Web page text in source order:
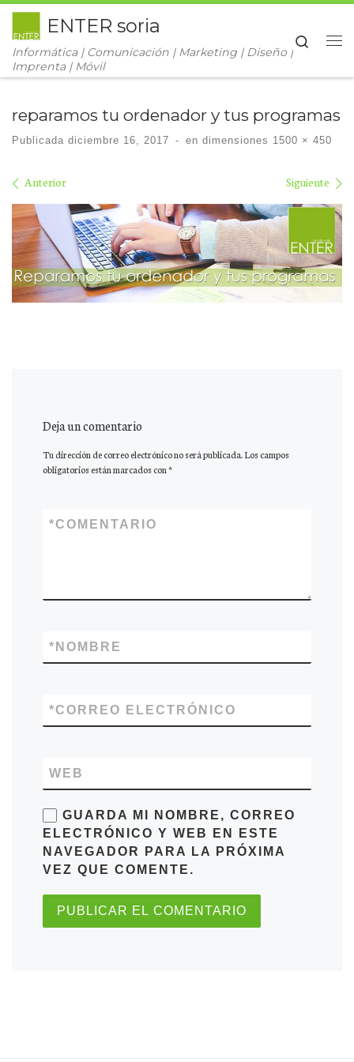
Saltar al contenido
ENTER soria
Informática | Comunicación | Marketing | Diseño |
Imprenta | Móvil
Search
reparamos tu ordenador y tus programas
Publicada diciembre 16, 2017 - en dimensiones 1500 × 450
Navegación de imágenes
Anterior Siguiente
Deja un comentario
Tu dirección de correo electrónico no será publicada.Los campos
obligatorios están marcados con*
COMENTARIO
*
NOMBRE
*
CORREO ELECTRÓNICO
*
WEB
GUARDA MI NOMBRE, CORREO
ELECTRÓNICO Y WEB EN ESTE
NAVEGADOR PARA LA PRÓXIMA
VEZ QUE COMENTE.